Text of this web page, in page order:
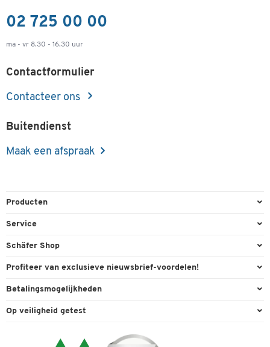
02 725 00 00
ma - vr 8.30 - 16.30 uur
Contactformulier
Contacteer ons
Buitendienst
Maak een afspraak
Producten
Kantoorbenodigdheden
Milieutechniek
Reiniging & hygiëne
Service
Bestelling herroepen
Inkt & Toner
Schäfer Shop
Algemene voorwaarden
Carriere
Profiteer van exclusieve nieuwsbrief-voordelen!
Welkomstgeschenk
Expertise
Betalingsmogelijkheden
Paypal
Op veiligheid getest